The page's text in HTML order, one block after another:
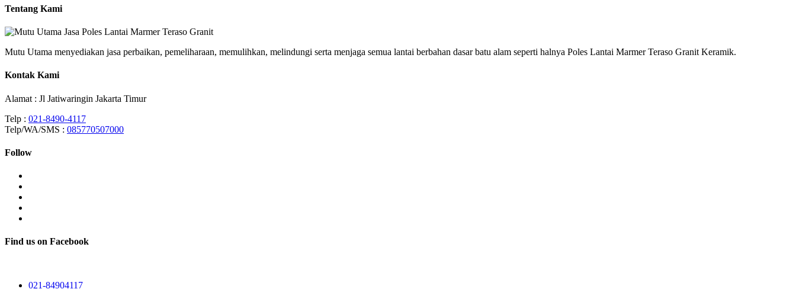
Tentang Kami
Mutu Utama menyediakan jasa perbaikan, pemeliharaan, memulihkan, melindungi serta menjaga semua lantai berbahan dasar batu alam seperti halnya Poles Lantai Marmer Teraso Granit Keramik.
Kontak Kami
Alamat : Jl Jatiwaringin Jakarta Timur
Telp : 021-8490-4117
Telp/WA/SMS : 085770507000
Follow
Find us on Facebook
021-84904117